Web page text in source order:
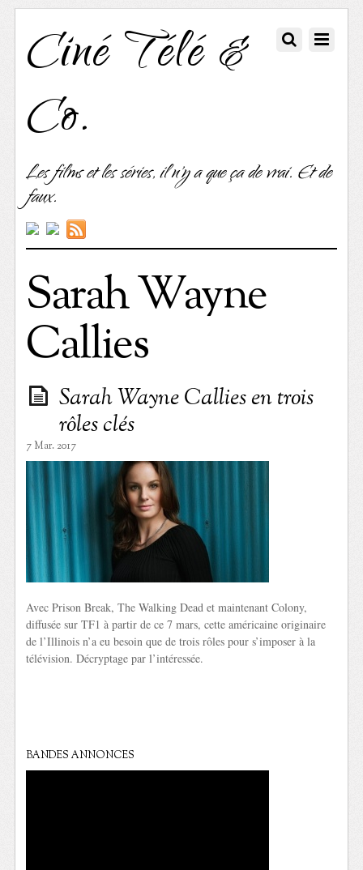
Ciné Télé &
Co.
Les films et les séries, il n'y a que ça de vrai. Et de
faux.
Sarah Wayne
Callies
Sarah Wayne Callies en trois
rôles clés
7 Mar. 2017
Avec Prison Break, The Walking Dead et maintenant Colony,
diffusée sur TF1 à partir de ce 7 mars, cette américaine originaire
de l’Illinois n’a eu besoin que de trois rôles pour s’imposer à la
télévision. Décryptage par l’intéressée.
BANDES ANNONCES